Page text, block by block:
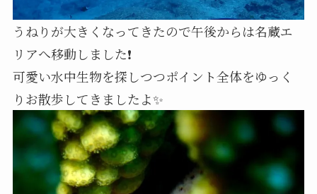
うねりが大きくなってきたので午後からは名蔵エ
リアへ移動しました❗
可愛い水中生物を探しつつポイント全体をゆっく
りお散歩してきましたよ✨